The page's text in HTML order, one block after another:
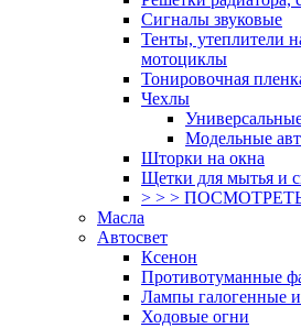
Сигналы звуковые
Тенты, утеплители
мотоциклы
Тонировочная
Чехлы
Модельные
Шторки на окна
Щетки для мытья и
> > >
Масла
Автосвет
Ксенон
Противотуманные
Лампы галогенные
Ходовые огни